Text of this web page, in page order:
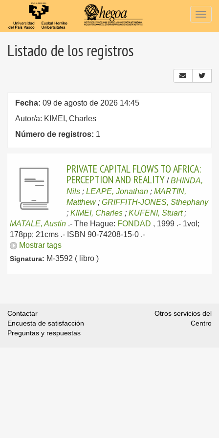
Listado de los registros
Fecha: 09 de agosto de 2026 14:45
Autor/a: KIMEI, Charles
Número de registros: 1
PRIVATE CAPITAL FLOWS TO AFRICA:
PERCEPTION AND REALITY /BHINDA,
Nils ; LEAPE, Jonathan ; MARTIN,
Matthew; GRIFFITH-JONES, Sthephany
; KIMEI, Charles ; KUFENI, Stuart;
MATALE, Austin .- The Hague: FONDAD , 1999 .- 1vol;
178pp; 21cms .- ISBN 90-74208-15-0 .-
Mostrar tags
Signatura: M-3592 ( libro )
Contactar
Encuesta de satisfacción
Preguntas y respuestas
Otros servicios del
Centro